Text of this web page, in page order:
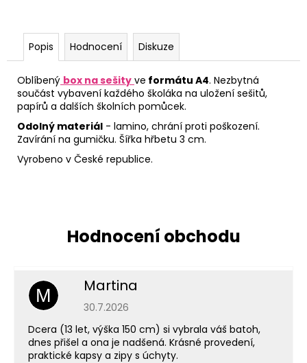
Popis Hodnocení Diskuze
Oblíbený box na sešity ve formátu A4. Nezbytná
součást vybavení každého školáka na uložení sešitů,
papírů a dalších školních pomůcek.
Odolný materiál - lamino, chrání proti poškození.
Zavírání na gumičku. Šířka hřbetu 3 cm.
Vyrobeno v České republice.
M Martina
Hodnocení obchodu je 5 z 5 hvězdiček.
30.7.2026
Dcera (13 let, výška 150 cm) si vybrala váš batoh,
dnes přišel a ona je nadšená. Krásné provedení,
praktické kapsy a zipy s úchyty.